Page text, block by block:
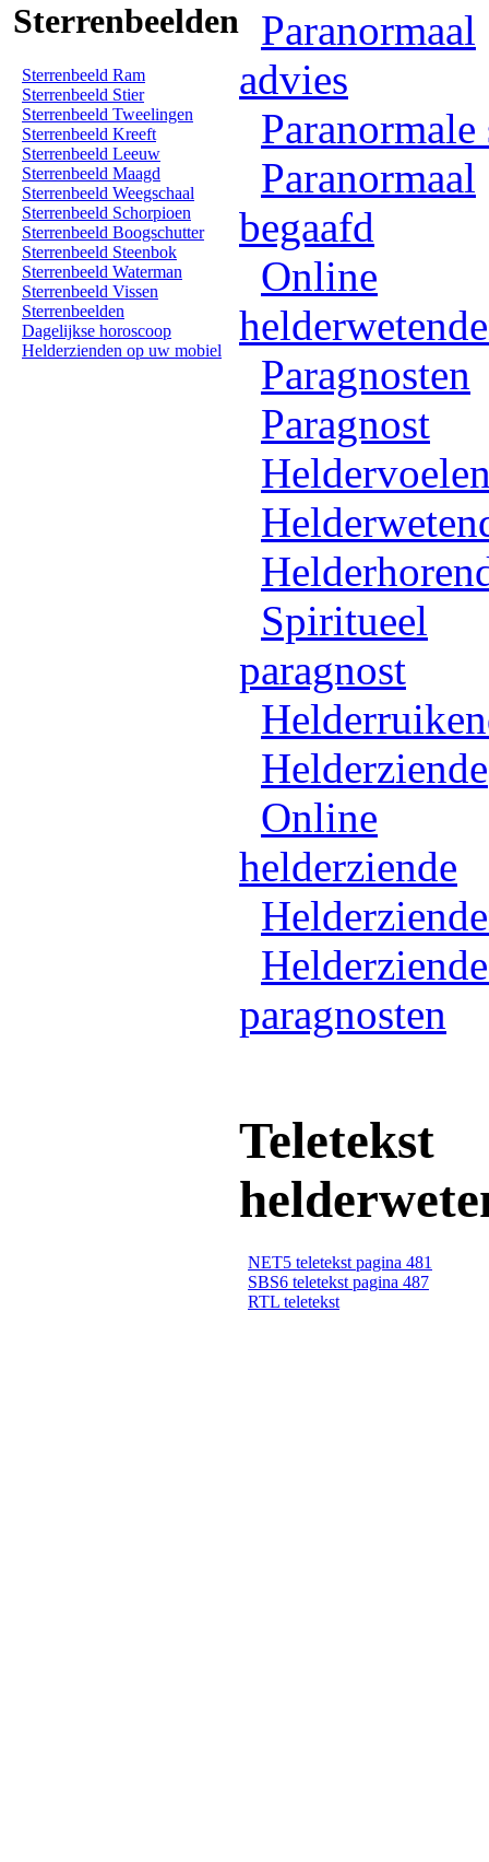
Sterrenbeelden
Sterrenbeeld Ram
Sterrenbeeld Stier
Sterrenbeeld Tweelingen
Sterrenbeeld Kreeft
Sterrenbeeld Leeuw
Sterrenbeeld Maagd
Sterrenbeeld Weegschaal
Sterrenbeeld Schorpioen
Sterrenbeeld Boogschutter
Sterrenbeeld Steenbok
Sterrenbeeld Waterman
Sterrenbeeld Vissen
Sterrenbeelden
Dagelijkse horoscoop
Helderzienden op uw mobiel
Paranormaal
advies
Paranormale
Paranormaal
begaafd
Online
Paragnosten
Paragnost
Spiritueel
paragnost
Helderziende
Online
helderziende
paragnosten
Teletekst
NET5 teletekst pagina 481
SBS6 teletekst pagina 487
RTL teletekst